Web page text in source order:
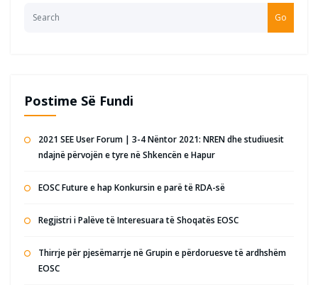
Go
Postime Së Fundi
2021 SEE User Forum | 3-4 Nëntor 2021: NREN dhe studiuesit
ndajnë përvojën e tyre në Shkencën e Hapur
EOSC Future e hap Konkursin e parë të RDA-së
Regjistri i Palëve të Interesuara të Shoqatës EOSC
Thirrje për pjesëmarrje në Grupin e përdoruesve të ardhshëm
EOSC